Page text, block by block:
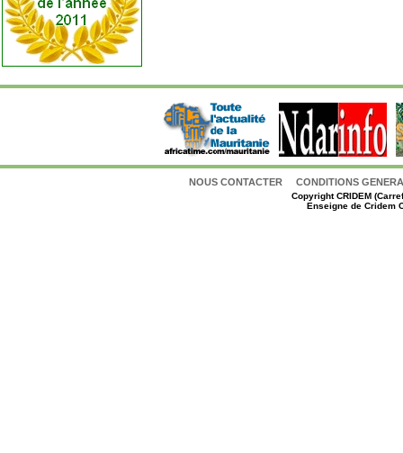
NOUS CONTACTER CONDITIONS
CopyrightCRIDEM
Enseigne de Cridem